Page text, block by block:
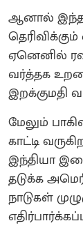
ஆனால் இந்தத்
ஏனெனில்
வர்த்தக
இறக்குமதி
மேலும்
காட்டி
இந்தியா
தடுக்க
நாடுகள்